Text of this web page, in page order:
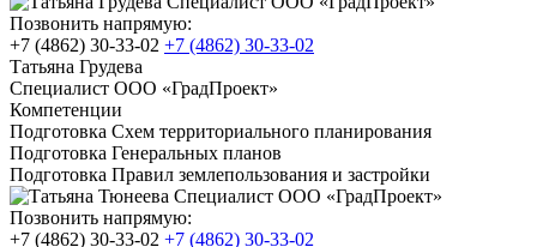
Позвонить напрямую:
+7 (4862) 30-33-02 +7 (4862) 30-33-02
Татьяна Грудева
Специалист ООО «ГрадПроект»
Компетенции
Подготовка Схем территориального планирования
Подготовка Генеральных планов
Подготовка Правил землепользования и застройки
Позвонить напрямую:
+7 (4862) 30-33-02 +7 (4862) 30-33-02